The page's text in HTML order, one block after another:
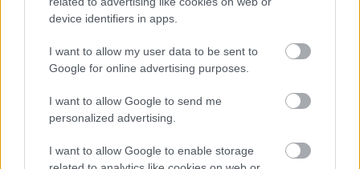
device identifiers in apps.
I want to allow my user data to be sent to
Google for online advertising purposes.
I want to allow Google to send me
personalized advertising.
I want to allow Google to enable storage
έννοιας της ζωτικότητας, της αγάπης και της
σωματική υγεία - κυρίως καρδιαγγειακή δύναμη -
όσο και συναισθηματική ευεξία, υπενθυμίζοντας
ζεστασιά, την άνεση και τη φροντίδα.
τραβώντας το βλέμμα πρώτα στο ξυλάκι κανέλας